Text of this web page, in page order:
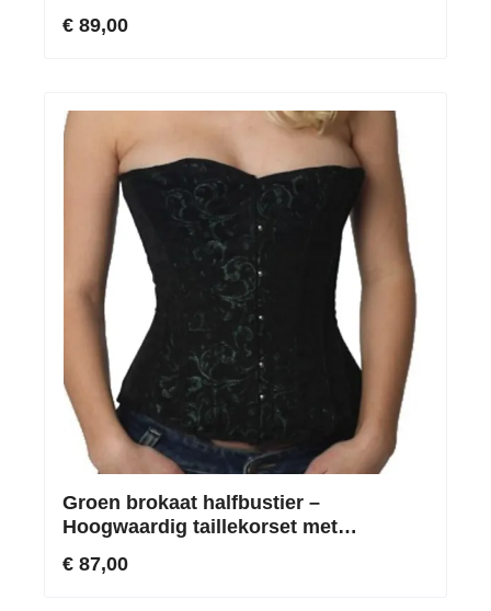
€ 89,00
Groen brokaat halfbustier –
Hoogwaardig taille­korset met
€ 87,00